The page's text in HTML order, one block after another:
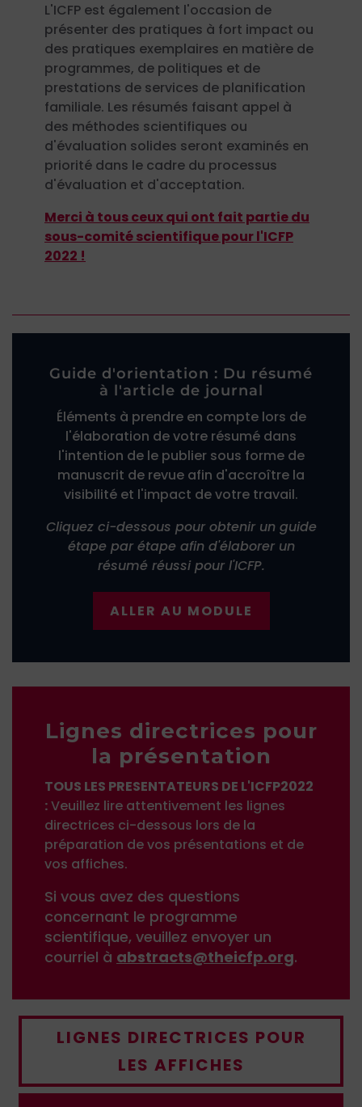
L'ICFP est également l'occasion de
présenter des pratiques à fort impact ou
des pratiques exemplaires en matière de
programmes, de politiques et de
prestations de services de planification
familiale. Les résumés faisant appel à
des méthodes scientifiques ou
d'évaluation solides seront examinés en
priorité dans le cadre du processus
d'évaluation et d'acceptation.
Merci à tous ceux qui ont fait partie du
sous-comité scientifique pour l'ICFP
2022 !
Guide d'orientation : Du résumé
à l'article de journal
Éléments à prendre en compte lors de
l'élaboration de votre résumé dans
l'intention de le publier sous forme de
manuscrit de revue afin d'accroître la
visibilité et l'impact de votre travail.
Cliquez ci-dessous pour obtenir un guide
étape par étape afin d'élaborer un
résumé réussi pour l'ICFP.
ALLER AU MODULE
Lignes directrices pour
la présentation
TOUS LES PRESENTATEURS DE L'ICFP2022
:Veuillez lire attentivement les lignes
directrices ci-dessous lors de la
préparation de vos présentations et de
vos affiches.
Si vous avez des questions
concernant le programme
scientifique, veuillez envoyer un
courriel à abstracts@theicfp.org.
LIGNES DIRECTRICES POUR
LES AFFICHES